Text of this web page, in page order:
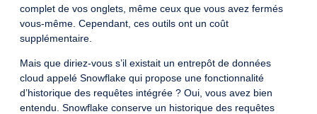
complet de vos onglets, même ceux que vous avez fermés
vous-même. Cependant, ces outils ont un coût
supplémentaire.
Mais que diriez-vous s’il existait un entrepôt de données
cloud appelé Snowflake qui propose une fonctionnalité
d’historique des requêtes intégrée ? Oui, vous avez bien
entendu. Snowflake conserve un historique des requêtes